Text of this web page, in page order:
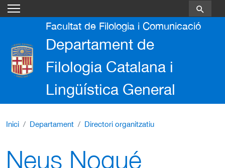
Facultat de Filologia i Comunicació
Departament de
Filologia Catalana i
Lingüística General
Inici Departament Directori organitzatiu
Neus Nogué